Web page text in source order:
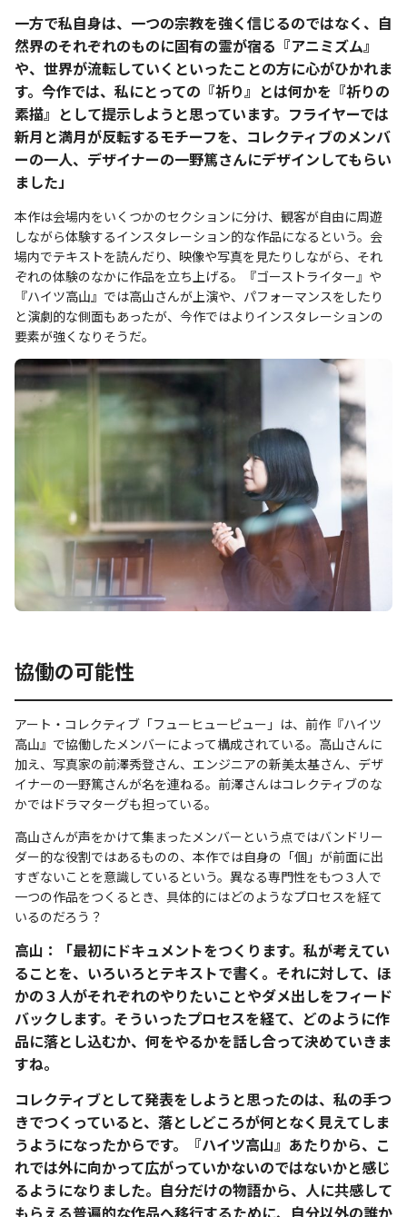
一方で私自身は、一つの宗教を強く信じるのではなく、自
然界のそれぞれのものに固有の霊が宿る『アニミズム』
や、世界が流転していくといったことの方に心がひかれま
す。今作では、私にとっての『祈り』とは何かを『祈りの
素描』として提示しようと思っています。フライヤーでは
新月と満月が反転するモチーフを、コレクティブのメンバ
ーの一人、デザイナーの一野篤さんにデザインしてもらい
ました」
本作は会場内をいくつかのセクションに分け、観客が自由に周遊
しながら体験するインスタレーション的な作品になるという。会
場内でテキストを読んだり、映像や写真を見たりしながら、それ
ぞれの体験のなかに作品を立ち上げる。『ゴーストライター』や
『ハイツ高山』では高山さんが上演や、パフォーマンスをしたり
と演劇的な側面もあったが、今作ではよりインスタレーションの
要素が強くなりそうだ。
協働の可能性
アート・コレクティブ「フューヒューピュー」は、前作『ハイツ
高山』で協働したメンバーによって構成されている。高山さんに
加え、写真家の前澤秀登さん、エンジニアの新美太基さん、デザ
イナーの一野篤さんが名を連ねる。前澤さんはコレクティブのな
かではドラマターグも担っている。
高山さんが声をかけて集まったメンバーという点ではバンドリー
ダー的な役割ではあるものの、本作では自身の「個」が前面に出
すぎないことを意識しているという。異なる専門性をもつ３人で
一つの作品をつくるとき、具体的にはどのようなプロセスを経て
いるのだろう？
高山：「最初にドキュメントをつくります。私が考えてい
ることを、いろいろとテキストで書く。それに対して、ほ
かの３人がそれぞれのやりたいことやダメ出しをフィード
バックします。そういったプロセスを経て、どのように作
品に落とし込むか、何をやるかを話し合って決めていきま
すね。
コレクティブとして発表をしようと思ったのは、私の手つ
きでつくっていると、落としどころが何となく見えてしま
うようになったからです。『ハイツ高山』あたりから、こ
れでは外に向かって広がっていかないのではないかと感じ
るようになりました。自分だけの物語から、人に共感して
もらえる普遍的な作品へ移行するために、自分以外の誰か